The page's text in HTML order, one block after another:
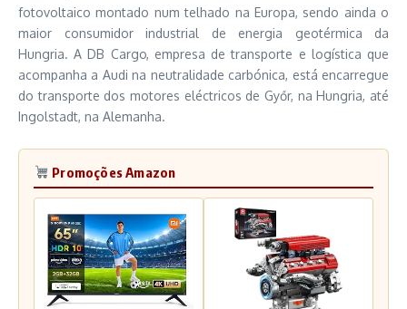
fotovoltaico montado num telhado na Europa, sendo ainda o
maior consumidor industrial de energia geotérmica da
Hungria. A DB Cargo, empresa de transporte e logística que
acompanha a Audi na neutralidade carbónica, está encarregue
do transporte dos motores eléctricos de Győr, na Hungria, até
Ingolstadt, na Alemanha.
Promoções Amazon